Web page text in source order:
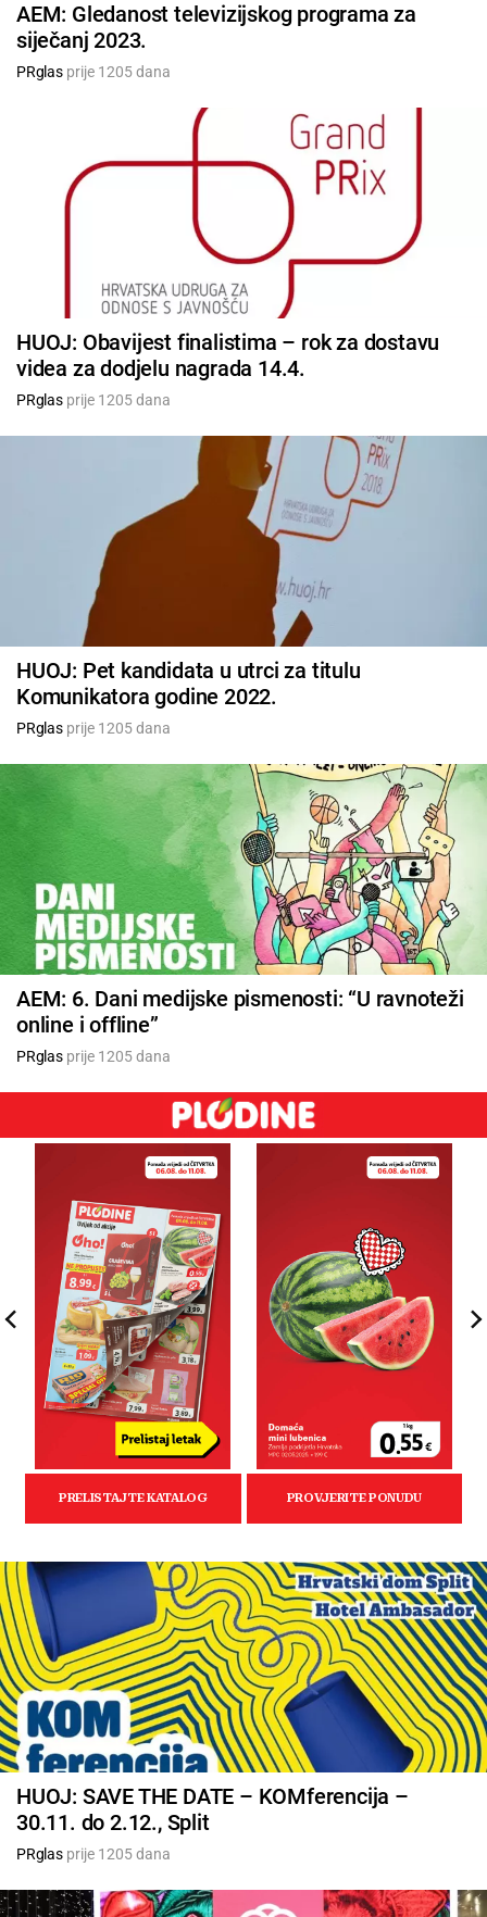
AEM: Gledanost televizijskog programa za
siječanj 2023.
PRglasprije 1205 dana
HUOJ: Obavijest finalistima – rok za dostavu
videa za dodjelu nagrada 14.4.
PRglasprije 1205 dana
HUOJ: Pet kandidata u utrci za titulu
Komunikatora godine 2022.
PRglasprije 1205 dana
AEM: 6. Dani medijske pismenosti: “U ravnoteži
online i offline”
PRglasprije 1205 dana
HUOJ: SAVE THE DATE – KOMferencija –
30.11. do 2.12., Split
PRglasprije 1205 dana